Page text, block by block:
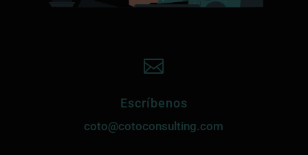

Escríbenos
coto@cotoconsulting.com